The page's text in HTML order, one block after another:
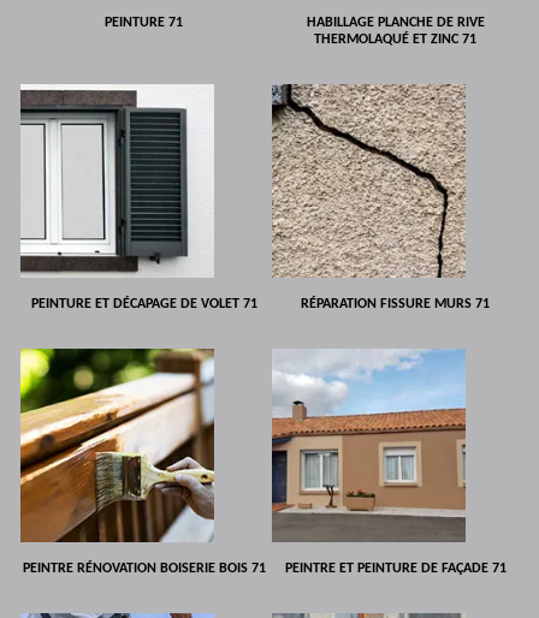
PEINTURE 71
HABILLAGE PLANCHE DE RIVE
THERMOLAQUÉ ET ZINC 71
PEINTURE ET DÉCAPAGE DE VOLET 71 RÉPARATION FISSURE MURS 71
PEINTRE RÉNOVATION BOISERIE BOIS 71 PEINTRE ET PEINTURE DE FAÇADE 71